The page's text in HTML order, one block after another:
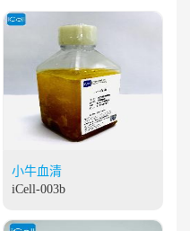
小牛血清
iCell-003b